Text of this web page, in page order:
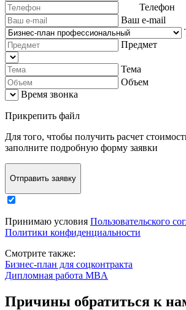
Телефон
Ваш e-mail
Предмет
Тема
Объем
Время звонка
Прикрепить файл
Для того, чтобы получить расчет
заполните подробную форму заявки
Отправить заявку
Принимаю условия Пользовательского
Политики конфиденциальности
Смотрите также:
Бизнес-план для соцконтракта
Дипломная работа MBA
Причины обратиться к